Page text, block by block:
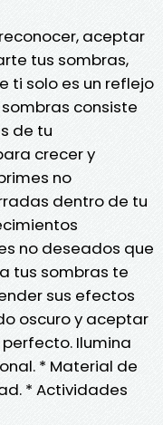
aceptar
tus sombras,
ti solo es un reflejo
sombras consiste
de tu
crecer y
no
dentro de tu
no deseados que
tus sombras te
sus efectos
oscuro y aceptar
Ilumina
* Material de
* Actividades